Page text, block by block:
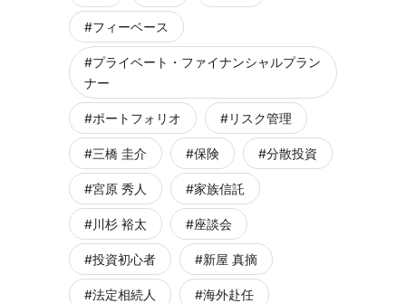
フィーベース
プライベート・ファイナンシャルプラン
ナー
ポートフォリオ リスク管理
三橋 圭介 保険 分散投資
宮原 秀人 家族信託
川杉 裕太 座談会
投資初心者 新屋 真摘
法定相続人 海外赴任